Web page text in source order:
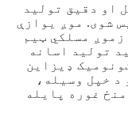
او دقیق تولید
په 2015 کې تاسیس شوی. موږ یوازې
زموږ مسلکي ټیم
تولید اسانه
ډیزاین
د خپل وسیله،
غوره پایله